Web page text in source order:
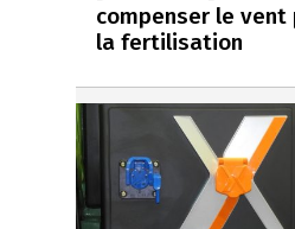
compenser le vent
la fertilisation